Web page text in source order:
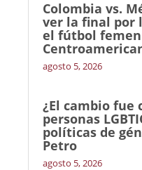
Colombia vs.
ver la final por
el fútbol
agosto 5, 2026
¿El cambio fue
personas
políticas de
Petro
agosto 5, 2026